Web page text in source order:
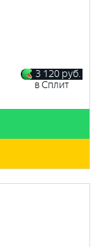
3 120 руб.
в Сплит